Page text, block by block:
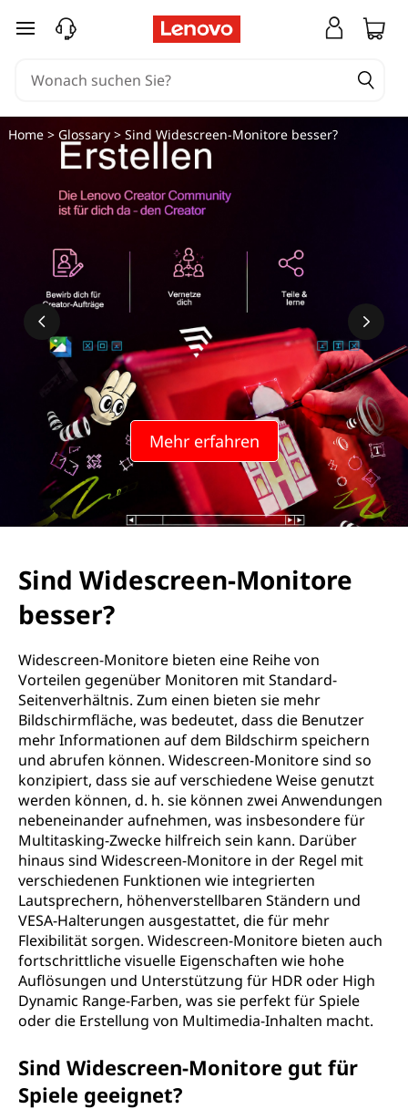
zum Hauptinhalt springen
Mehr erfahren
Home> Glossary> Sind Widescreen-Monitore besser?
Sind Widescreen-Monitore
besser?
Widescreen-Monitore bieten eine Reihe von
Vorteilen gegenüber Monitoren mit Standard-
Seitenverhältnis. Zum einen bieten sie mehr
Bildschirmfläche, was bedeutet, dass die Benutzer
mehr Informationen auf dem Bildschirm speichern
und abrufen können. Widescreen-Monitore sind so
konzipiert, dass sie auf verschiedene Weise genutzt
werden können, d. h. sie können zwei Anwendungen
nebeneinander aufnehmen, was insbesondere für
Multitasking-Zwecke hilfreich sein kann. Darüber
hinaus sind Widescreen-Monitore in der Regel mit
verschiedenen Funktionen wie integrierten
Lautsprechern, höhenverstellbaren Ständern und
VESA-Halterungen ausgestattet, die für mehr
Flexibilität sorgen. Widescreen-Monitore bieten auch
fortschrittliche visuelle Eigenschaften wie hohe
Auflösungen und Unterstützung für HDR oder High
Dynamic Range-Farben, was sie perfekt für Spiele
oder die Erstellung von Multimedia-Inhalten macht.
Sind Widescreen-Monitore gut für
Spiele geeignet?